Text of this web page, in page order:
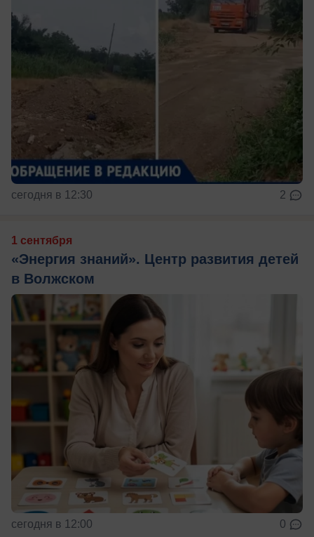
сегодня в 12:30 2
1 сентября
«Энергия знаний». Центр развития детей
в Волжском
сегодня в 12:00 0